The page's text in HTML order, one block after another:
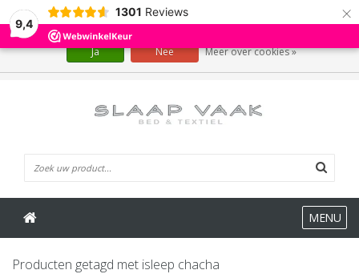
9,4
1301 Reviews ×
MENU
Producten getagd met isleep chacha
Wij slaan cookies op om onze website te verbeteren. Is dat akkoord?
Ja Nee Meer over cookies »